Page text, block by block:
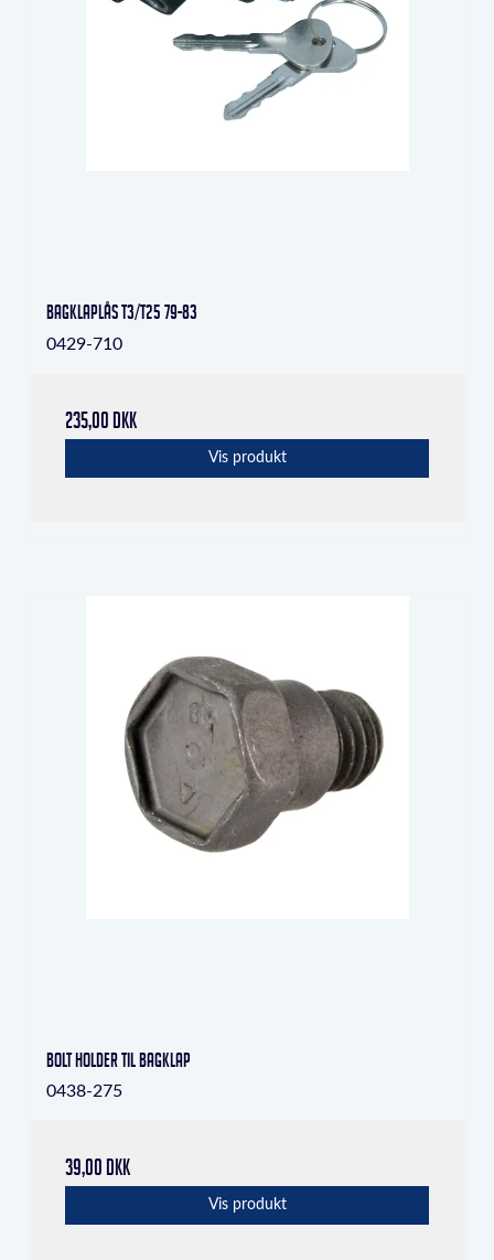
Bagklaplås T3/T25 79-83
0429-710
235,00 DKK
Vis produkt
Bolt holder til bagklap
0438-275
39,00 DKK
Vis produkt